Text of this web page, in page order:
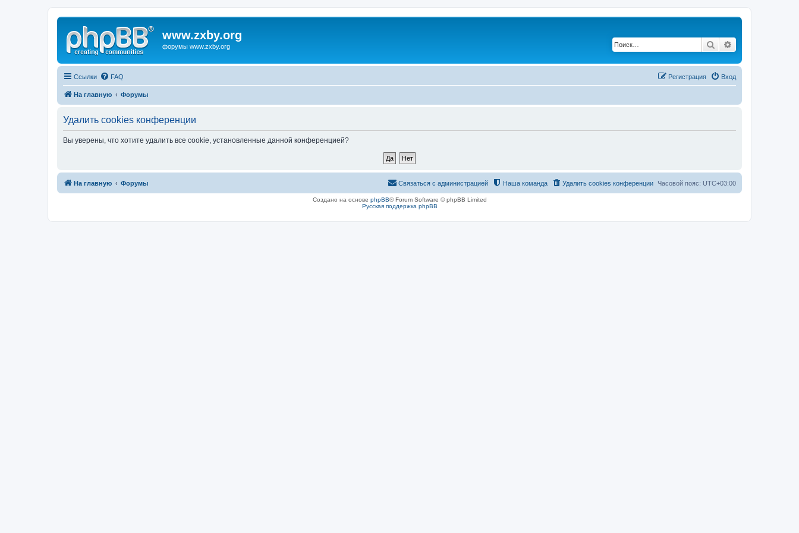
www.zxby.org
форумы www.zxby.org Поиск
Ссылки FAQ Вход
Регистрация
На главную Форумы
Удалить cookies конференции
Вы уверены, что хотите удалить все cookie, установленные данной конференцией?
На главную Форумы Часовой пояс: UTC+03:00
Удалить cookies конференции
Наша команда
Связаться с администрацией
Создано на основе phpBB® Forum Software © phpBB Limited
Русская поддержка phpBB